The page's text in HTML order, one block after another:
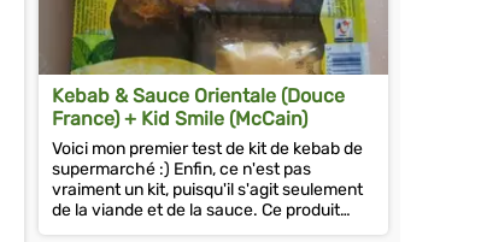
Kebab & Sauce Orientale (Douce
France) + Kid Smile (McCain)
Voici mon premier test de kit de kebab de
supermarché :) Enfin, ce n'est pas
vraiment un kit, puisqu'il s'agit seulement
de la viande et de la sauce. Ce produit
s'appelle 'Kebab & Sauce...